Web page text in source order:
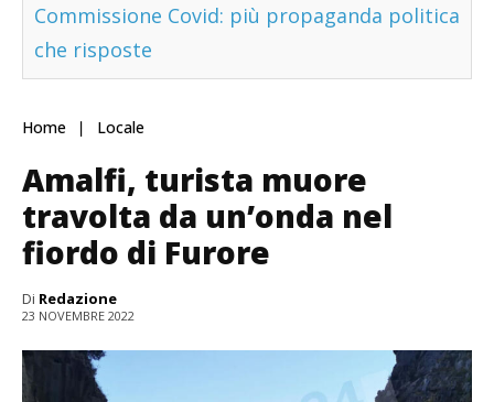
Commissione Covid: più propaganda politica
che risposte
Home Locale
Amalfi, turista muore
travolta da un’onda nel
fiordo di Furore
Di Redazione
23 NOVEMBRE 2022